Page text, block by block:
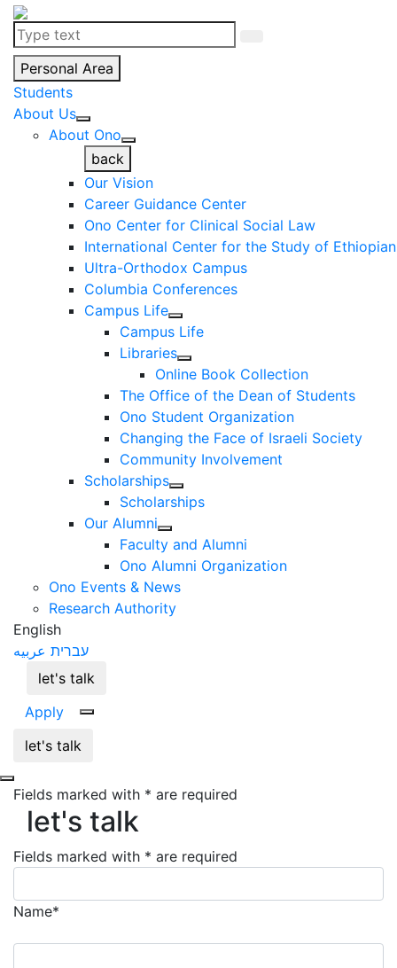
Personal Area
Students
About Us
About Ono
back
Our Vision
Career Guidance Center
Ono Center for Clinical Social Law
International Center for the Study of
Ultra-Orthodox Campus
Columbia Conferences
Campus Life
Campus Life
Libraries
Online Book Collection
The Office of the Dean of Students
Ono Student Organization
Changing the Face of Israeli Society
Community Involvement
Scholarships
Scholarships
Our Alumni
Faculty and Alumni
Ono Alumni Organization
Ono Events & News
Research Authority
English
עברית عربيه
let's talk
Apply
let's talk
let's talk
Fields marked with * are required
let's talk
Fields marked with * are required
Name*